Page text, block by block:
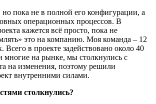
пока не в полной его конфигурации, а
операционных процессов. В
кажется всё просто, пока не
это на компанию. Моя команда – 12
Всего в проекте задействовано около 40
многие на рынке, мы столкнулись с
на изменения, поэтому решили
внутренними силами.
столкнулись?